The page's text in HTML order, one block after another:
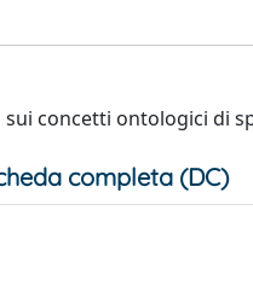
concetti ontologici di
completa (DC)